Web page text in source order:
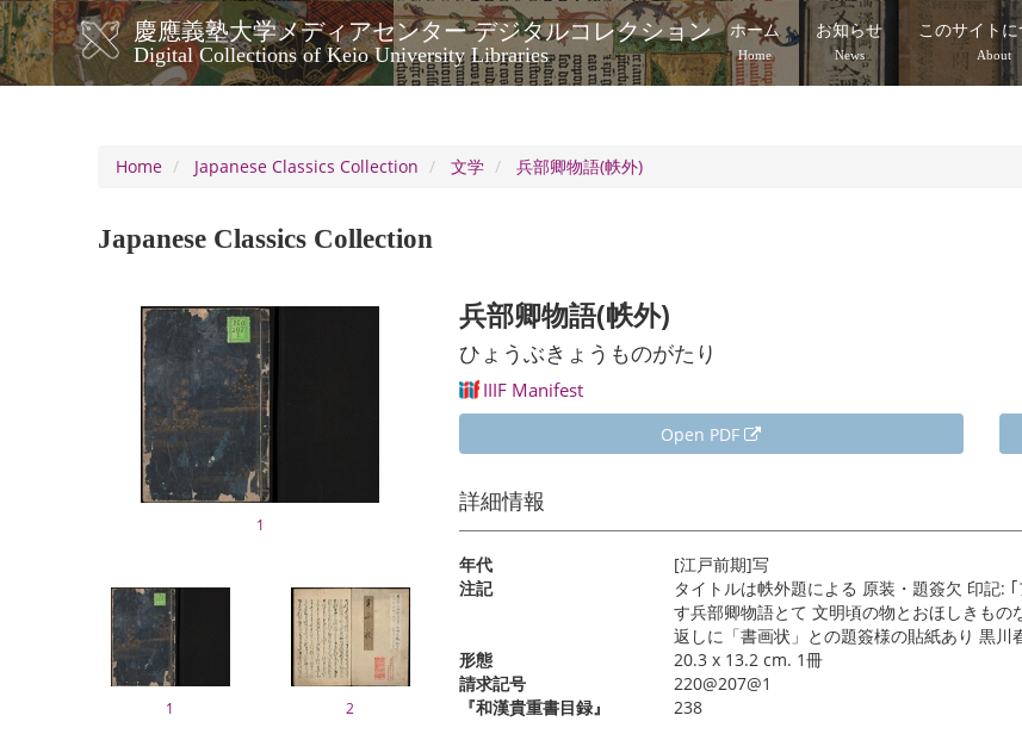
Skip
to
main
content
慶應義塾大学メディアセンター デジタルコレクション
Digital Collections of Keio University Libraries
メ
イ
ビ
シ
ホーム
Home
お知らせ
News
このサイトに
About
Home
Japanese Classics Collection 文学 兵部卿物語(帙外)
Japanese Classics Collection
1
1 2
兵部卿物語(帙外)
ひょうぶきょうものがたり
IIIF Manifest
Open PDF
詳細情報
年代
[江戸前期]写
注記
タイトルは帙外題による 原装・題簽欠 印記:
す兵部卿物語とて 文明頃の物とおほしきも
返しに「書画状」との題簽様の貼紙あり 黒川
形態
20.3 x 13.2 cm. 1冊
請求記号
220@207@1
『和漢貴重書目録』
238